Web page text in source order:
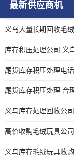
五金工具库存回收
库存厨具回收
最新供应商机